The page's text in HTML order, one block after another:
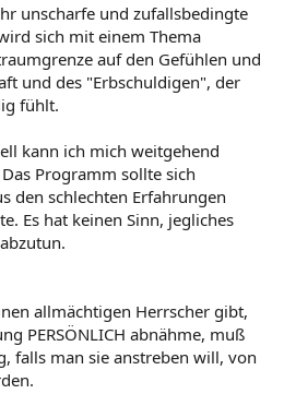
unscharfe und zufallsbedingte
sich mit einem Thema
auf den Gefühlen und
und des "Erbschuldigen", der
fühlt.
kann ich mich weitgehend
Programm sollte sich
den schlechten Erfahrungen
Es hat keinen Sinn, jegliches
allmächtigen Herrscher gibt,
PERSÖNLICH abnähme, muß
falls man sie anstreben will, von